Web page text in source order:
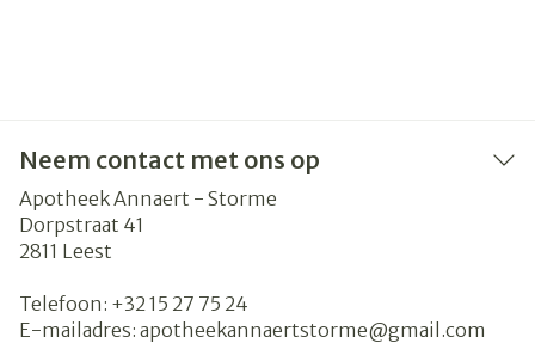
Neem contact met ons op
Apotheek Annaert - Storme
Dorpstraat 41
2811 Leest
Telefoon: +32 15 27 75 24
E-mailadres: apotheekannaertstorme@gmail.com